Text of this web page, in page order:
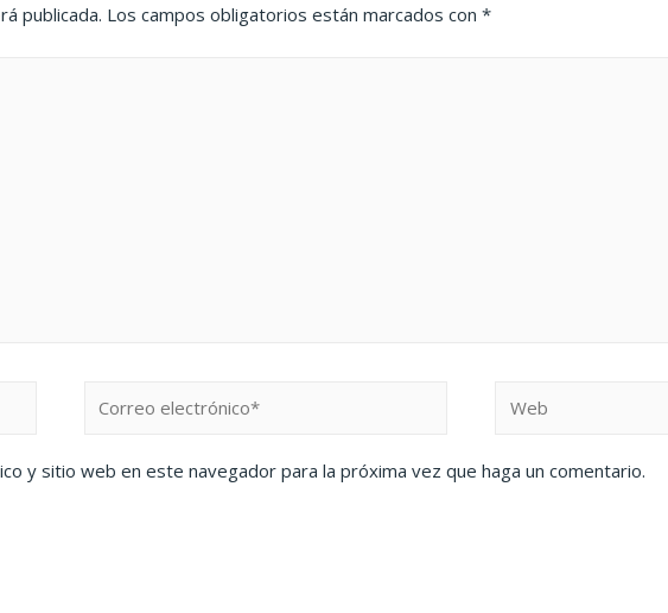
publicada. Los campos obligatorios están marcados con*
y sitio web en este navegador para la próxima vez que haga un comentario.